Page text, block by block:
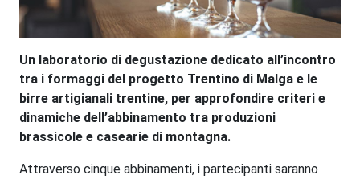
Un laboratorio di degustazione dedicato all’incontro
tra i formaggi del progetto Trentino di Malga e le
birre artigianali trentine, per approfondire criteri e
dinamiche dell’abbinamento tra produzioni
brassicole e casearie di montagna.
Attraverso cinque abbinamenti, i partecipanti saranno